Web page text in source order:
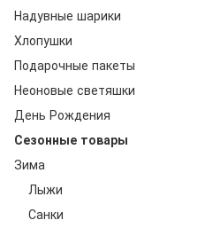
Надувные шарики
Хлопушки
Подарочные пакеты
Неоновые светяшки
День Рождения
Сезонные товары
Зима
Лыжи
Санки